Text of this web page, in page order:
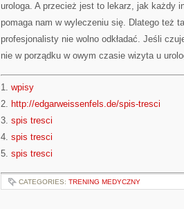
urologa. A przecież jest to lekarz, jak każdy
pomaga nam w wyleczeniu się. Dlatego też
profesjonalisty nie wolno odkładać. Jeśli
nie w porządku w owym czasie wizyta u
1. wpisy
2. http://edgarweissenfels.de/spis-tresci
3. spis tresci
4. spis tresci
5. spis tresci
CATEGORIES: TRENING MEDYCZNY